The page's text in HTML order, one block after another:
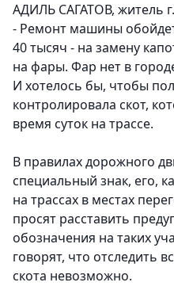
АДИЛЬ САГАТОВ, житель
- Ремонт машины
40 тысяч - на замену
на фары. Фар нет в
И хотелось бы, чтобы
контролировала скот,
время суток на трассе.
В правилах дорожного
специальный знак, его,
на трассах в местах
просят расставить
обозначения на таких
говорят, что отследить
скота невозможно.